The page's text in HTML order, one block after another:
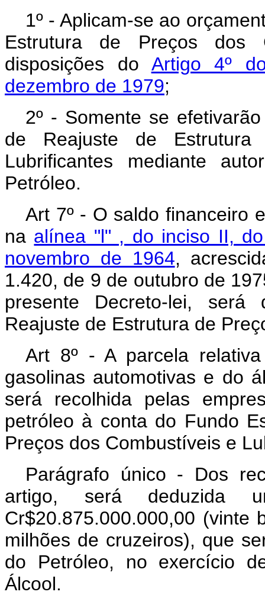
1º - Aplicam-se ao
Estrutura de Preços dos
disposições do Artigo 4º
dezembro de 1979;
2º - Somente se
de Reajuste de
Lubrificantes mediante
Petróleo.
Art 7º - O saldo financeiro
na alínea "l" , do inciso II,
novembro de 1964,
1.420, de 9 de outubro de
presente Decreto-lei,
Reajuste de Estrutura de
Art 8º - A parcela
gasolinas automotivas e do
será recolhida pelas
petróleo à conta do Fundo
Preços dos Combustíveis e
Parágrafo único - Dos
artigo, será deduzida
Cr$20.875.000.000,00 (vinte
milhões de cruzeiros), que
do Petróleo, no exercício
Álcool.